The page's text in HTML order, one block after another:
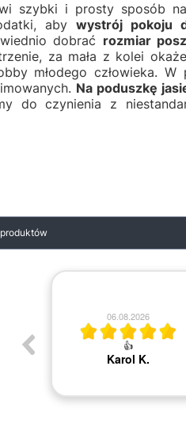
szybki i prosty sposób
aby wystrój pokoju
dobrać rozmiar
za mała z kolei
młodego człowieka.
Na poduszkę
do czynienia z
05.08.2026
Bardzo dobrze
Agnieszka Ś.